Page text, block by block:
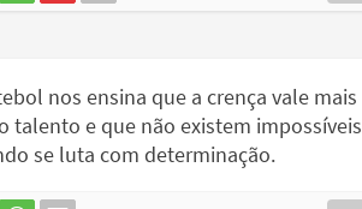
nos ensina que a crença vale mais
talento e que não existem impossíveis
se luta com determinação.